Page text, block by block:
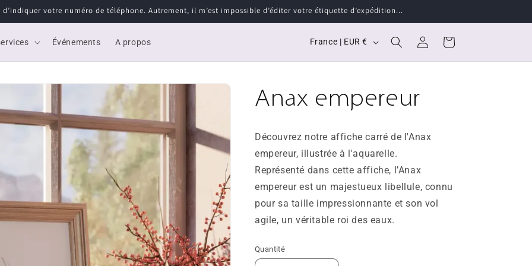
votre numéro de téléphone. Autrement, il m’est impossible d’éditer votre étiquette d’expédition...
Événements A propos
s
r
é
g
i
o
n
France | EUR € ConnexionPanier
Anax empereur
Découvrez notre affiche carré de l'Anax
empereur, illustrée à l'aquarelle.
Représenté dans cette affiche, l’Anax
empereur est un majestueux libellule, connu
pour sa taille impressionnante et son vol
agile, un véritable roi des eaux.
Quantité